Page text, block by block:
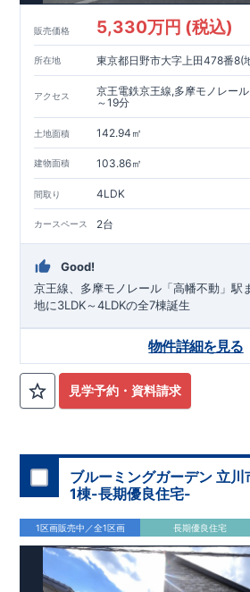
販売価格 5,330万円 (税込)
所在地 東京都日野市大字上田478番8(
アクセス
京王電鉄京王線,多摩モノレー
～19分
土地面積 142.94㎡
建物面積 103.86㎡
間取り 4LDK
カースペース 2台
Good!
京王線、多摩モノレール「高幡不動」駅
地に3LDK～4LDKの全7棟誕生
見学予約・資料請求
物件詳細を見る
ブルーミングガーデン 立川
1棟-長期優良住宅-
1区画販売中／全1区画 長期優良住宅